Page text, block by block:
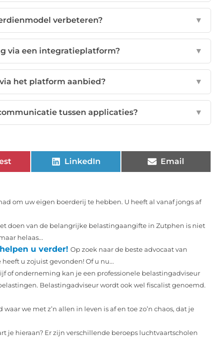
verbeteren? ▼
via een integratieplatform? ▼
het platform aanbied? ▼
tussen applicaties? ▼
LinkedIn Email
om uw eigen boerderij te hebben. U heeft al vanaf jongs af
doen van de belangrijke belastingaangifte in Zutphen is niet
helaas...
u verder! Op zoek naar de beste advocaat van
u zojuist gevonden! Of u nu...
of onderneming kan je een professionele belastingadviseur
Belastingadviseur wordt ook wel fiscalist genoemd.
waar we met z’n allen in leven is af en toe zo’n chaos, dat je
je hieraan? Er zijn verschillende beroeps luchtvaartscholen